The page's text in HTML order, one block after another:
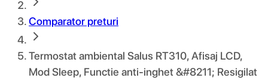
Comparator preturi
Termostat ambiental Salus RT310, Afisaj LCD,
Mod Sleep, Functie anti-inghet &#8211; Resigilat